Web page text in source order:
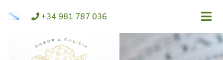
+34 981 787 036